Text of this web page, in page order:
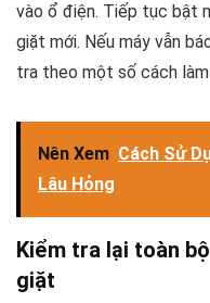
vào ổ điện. Tiếp tục bật
giặt mới. Nếu máy vẫn
tra theo một số cách làm
Nên Xem Cách Sử
Lâu Hỏng
Kiểm tra lại toàn
giặt